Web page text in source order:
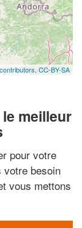
CC-BY-SA
meilleur
pour votre
votre besoin
vous mettons